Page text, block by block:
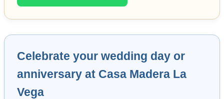
Celebrate your wedding day or
anniversary at Casa Madera La
Vega